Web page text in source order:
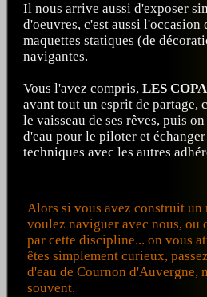
Il nous arrive aussi d'exposer
d'oeuvres, c'est aussi l'occasion
maquettes statiques (de
navigantes.
Vous l'avez compris, LES
avant tout un esprit de partage,
le vaisseau de ses rêves, puis
d'eau pour le piloter et échanger
techniques avec les autres
Alors si vous avez construit un
voulez naviguer avec nous, ou
par cette discipline... on vous
êtes simplement curieux,
d'eau de Cournon d'Auvergne,
souvent.